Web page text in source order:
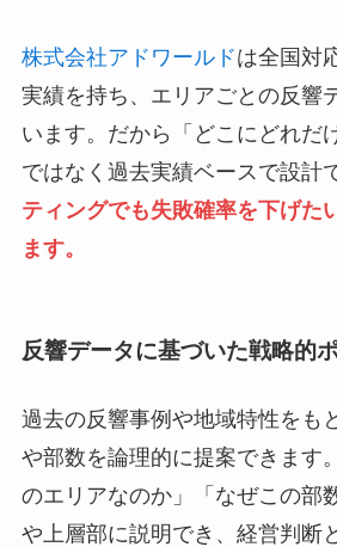
株式会社アドワールドは全国対
実績を持ち、エリアごとの反響
います。だから「どこにどれだ
ではなく過去実績ベースで設計
ティングでも失敗確率を下げた
ます。
反響データに基づいた戦略的
過去の反響事例や地域特性をも
や部数を論理的に提案できます
のエリアなのか」「なぜこの部
や上層部に説明でき、経営判断